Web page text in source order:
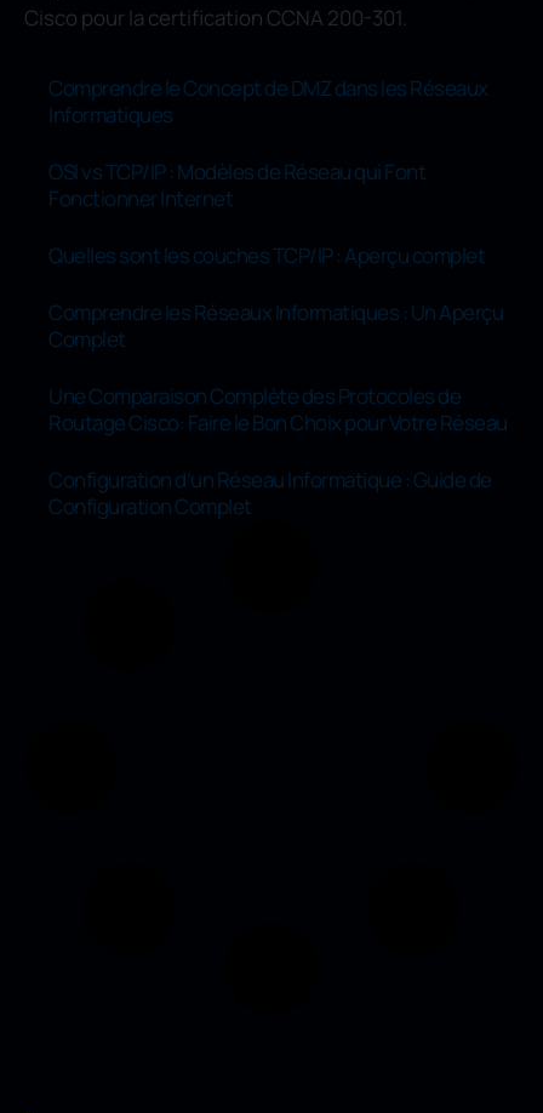
Cisco pour la certification CCNA 200-301.
Comprendre le Concept de DMZ dans les Réseaux
Informatiques
OSI vs TCP/IP : Modèles de Réseau qui Font
Fonctionner Internet
Quelles sont les couches TCP/IP : Aperçu complet
Comprendre les Réseaux Informatiques : Un Aperçu
Complet
Une Comparaison Complète des Protocoles de
Routage Cisco: Faire le Bon Choix pour Votre Réseau
Configuration d’un Réseau Informatique : Guide de
Configuration Complet